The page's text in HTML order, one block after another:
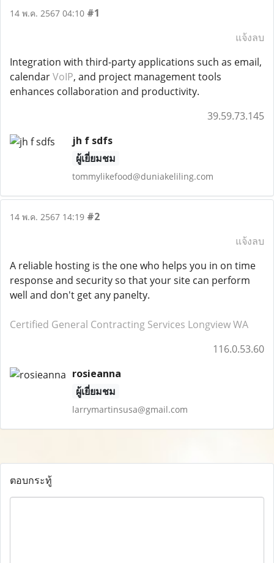
14 พ.ค. 2567 04:10 #1
แจ้งลบ
Integration with third-party applications such as email,
calendarVoIP, and project management tools
enhances collaboration and productivity.
39.59.73.145
jh f sdfs
ผู้เยี่ยมชม
tommylikefood@duniakeliling.com
14 พ.ค. 2567 14:19 #2
แจ้งลบ
A reliable hosting is the one who helps you in on time
response and security so that your site can perform
well and don't get any panelty.
Certified General Contracting Services Longview WA
116.0.53.60
rosieanna
ผู้เยี่ยมชม
larrymartinsusa@gmail.com
ตอบกระทู้